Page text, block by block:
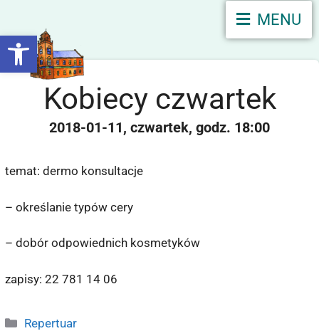
Otwórz pasek narzędzi
MENU
Kobiecy czwartek
2018-01-11 czwartek 18:00
temat: dermo konsultacje
– określanie typów cery
– dobór odpowiednich kosmetyków
zapisy: 22 781 14 06
Repertuar